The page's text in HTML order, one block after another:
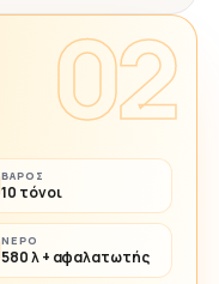
02
ΒΆΡΟΣ
10 τόνοι
ΝΕΡΌ
580 λ + αφαλατωτής